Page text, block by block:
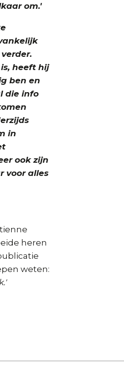
om.'
heeft hij
ben en
die info
in
ook zijn
voor alles
heren
weten: